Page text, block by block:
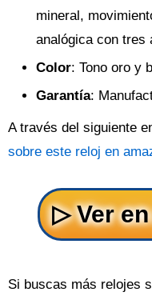
mineral,
analógica con tres
Color: Tono oro y
Garantía:
A través del siguiente
sobre este reloj en
Si buscas más relojes